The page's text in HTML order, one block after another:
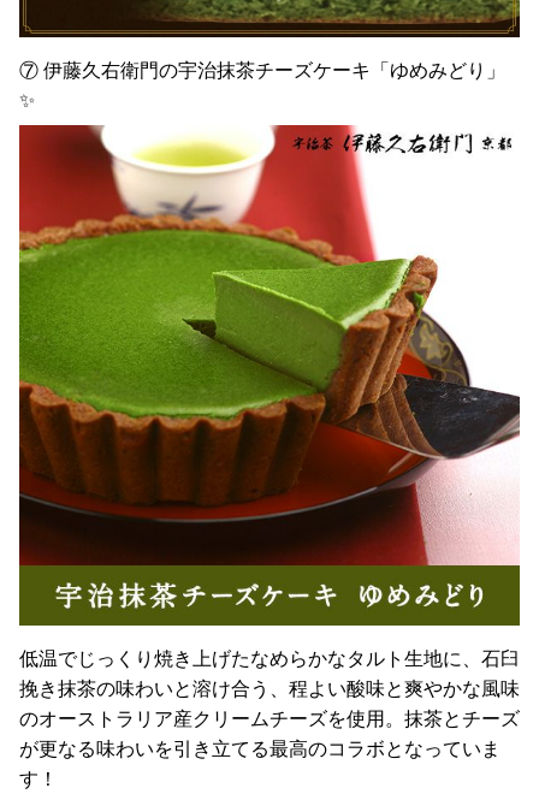
⑦ 伊藤久右衛門の宇治抹茶チーズケーキ「ゆめみどり」
✨
低温でじっくり焼き上げたなめらかなタルト生地に、石臼
挽き抹茶の味わいと溶け合う、程よい酸味と爽やかな風味
のオーストラリア産クリームチーズを使用。抹茶とチーズ
が更なる味わいを引き立てる最高のコラボとなっていま
す！